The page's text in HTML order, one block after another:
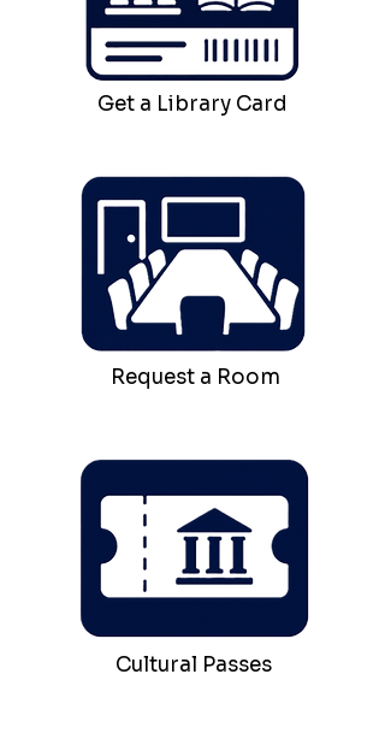
Get a Library Card
Request a Room
Cultural Passes